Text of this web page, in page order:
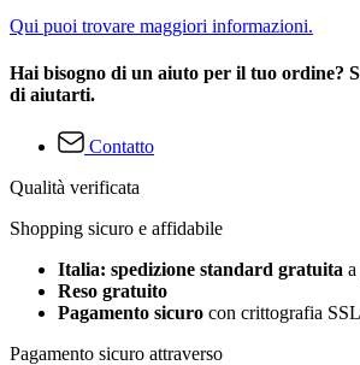
Qui puoi trovare maggiori informazioni.
Hai bisogno di un aiuto per il tuo ordine?
di aiutarti.
Contatto
Qualità verificata
Shopping sicuro e affidabile
Italia: spedizione standard gratuita
Reso gratuito
Pagamento sicuro con crittografia SSL
Pagamento sicuro attraverso